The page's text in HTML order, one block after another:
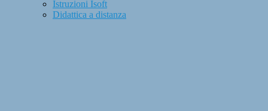
Istruzioni Isoft
Didattica a distanza